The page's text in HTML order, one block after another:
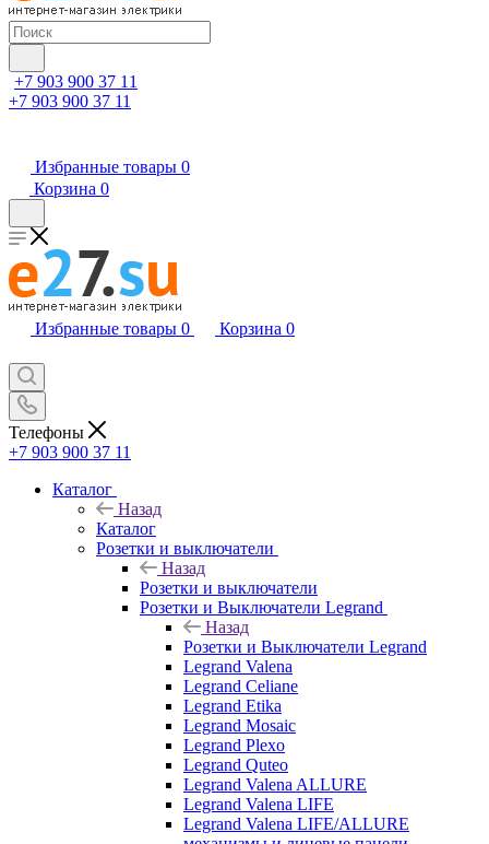
+7 903 900 37 11
+7 903 900 37 11
Избранные товары 0
Корзина 0
Избранные товары 0 Корзина 0
Телефоны
+7 903 900 37 11
Каталог
Назад
Каталог
Розетки и выключатели
Назад
Розетки и выключатели
Розетки и Выключатели Legrand
Назад
Розетки и Выключатели Legrand
Legrand Valena
Legrand Celiane
Legrand Etika
Legrand Mosaic
Legrand Plexo
Legrand Quteo
Legrand Valena ALLURE
Legrand Valena LIFE
Legrand Valena LIFE/ALLURE